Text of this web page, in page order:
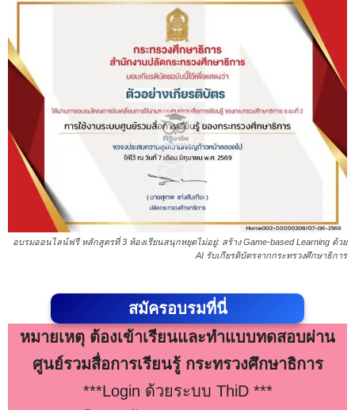
อบรมออนไลน์ฟรี หลักสูตรที่ 3 ห้องเรียนสนุกหยุดไม่อยู่: สร้าง Game-based Learning ด้วย
AI รับเกียรติบัตรจากกระทรวงศึกษาธิการ
สมัครอบรมที่นี่
หมายเหตุ ต้องเข้าเรียนและทำแบบทดสอบผ่าน
ศูนย์รวมสื่อการเรียนรู้ กระทรวงศึกษาธิการ
***Login ด้วยระบบ ThiD ***